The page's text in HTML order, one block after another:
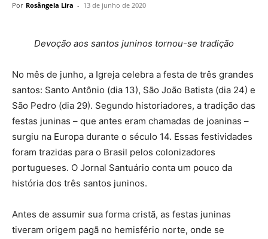
Por Rosângela Lira - 13 de junho de 2020
Devoção aos santos juninos tornou-se tradição
No mês de junho, a Igreja celebra a festa de três grandes
santos: Santo Antônio (dia 13), São João Batista (dia 24) e
São Pedro (dia 29). Segundo historiadores, a tradição das
festas juninas – que antes eram chamadas de joaninas –
surgiu na Europa durante o século 14. Essas festividades
foram trazidas para o Brasil pelos colonizadores
portugueses. O Jornal Santuário conta um pouco da
história dos três santos juninos.
Antes de assumir sua forma cristã, as festas juninas
tiveram origem pagã no hemisfério norte, onde se